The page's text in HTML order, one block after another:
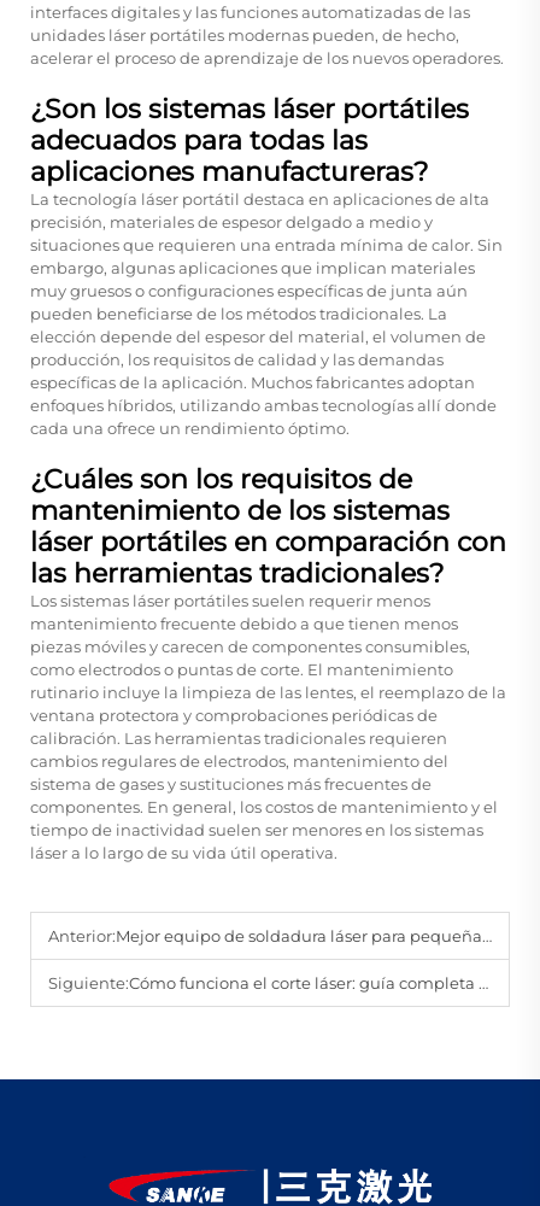
interfaces digitales y las funciones automatizadas de las
unidades láser portátiles modernas pueden, de hecho,
acelerar el proceso de aprendizaje de los nuevos operadores.
¿Son los sistemas láser portátiles
adecuados para todas las
aplicaciones manufactureras?
La tecnología láser portátil destaca en aplicaciones de alta
precisión, materiales de espesor delgado a medio y
situaciones que requieren una entrada mínima de calor. Sin
embargo, algunas aplicaciones que implican materiales
muy gruesos o configuraciones específicas de junta aún
pueden beneficiarse de los métodos tradicionales. La
elección depende del espesor del material, el volumen de
producción, los requisitos de calidad y las demandas
específicas de la aplicación. Muchos fabricantes adoptan
enfoques híbridos, utilizando ambas tecnologías allí donde
cada una ofrece un rendimiento óptimo.
¿Cuáles son los requisitos de
mantenimiento de los sistemas
láser portátiles en comparación con
las herramientas tradicionales?
Los sistemas láser portátiles suelen requerir menos
mantenimiento frecuente debido a que tienen menos
piezas móviles y carecen de componentes consumibles,
como electrodos o puntas de corte. El mantenimiento
rutinario incluye la limpieza de las lentes, el reemplazo de la
ventana protectora y comprobaciones periódicas de
calibración. Las herramientas tradicionales requieren
cambios regulares de electrodos, mantenimiento del
sistema de gases y sustituciones más frecuentes de
componentes. En general, los costos de mantenimiento y el
tiempo de inactividad suelen ser menores en los sistemas
láser a lo largo de su vida útil operativa.
Anterior:Mejor equipo de soldadura láser para pequeñas empresas
Siguiente:Cómo funciona el corte láser: guía completa para principiantes